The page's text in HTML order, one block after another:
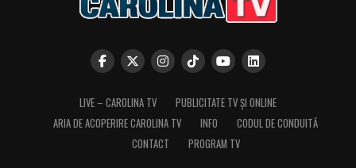
LIVE – CAROLINA TV
PUBLICITATE TV ȘI ONLINE
ARIA DE ACOPERIRE CAROLINA TV
INFO
CODUL DE CONDUITĂ
CONTACT
PROGRAM TV